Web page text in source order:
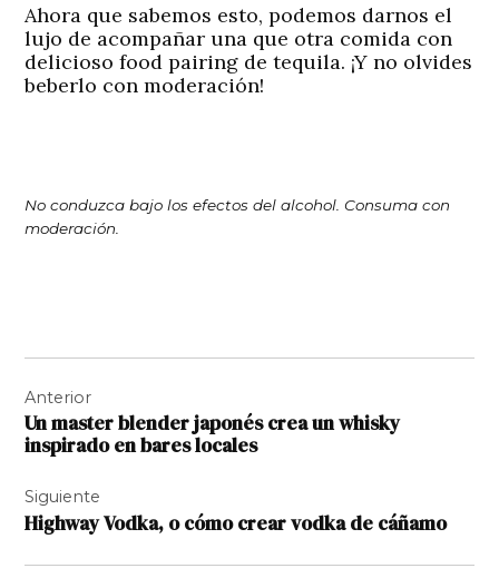
Ahora que sabemos esto, podemos darnos el
lujo de acompañar una que otra comida con
delicioso food pairing de tequila. ¡Y no olvides
beberlo con moderación!
No conduzca bajo los efectos del alcohol. Consuma con
moderación.
de
entradas
Anterior
Un master blender japonés crea un whisky
inspirado en bares locales
Siguiente
Highway Vodka, o cómo crear vodka de cáñamo